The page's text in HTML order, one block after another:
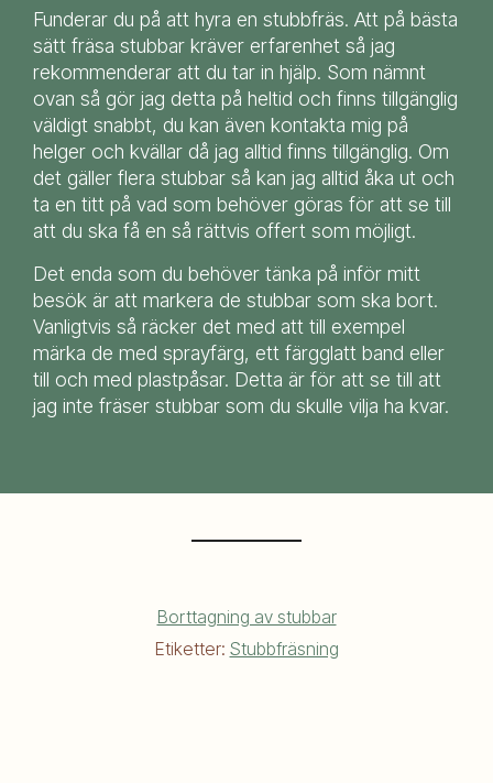
Funderar du på att hyra en stubbfräs. Att på bästa
sätt fräsa stubbar kräver erfarenhet så jag
rekommenderar att du tar in hjälp. Som nämnt
ovan så gör jag detta på heltid och finns tillgänglig
väldigt snabbt, du kan även kontakta mig på
helger och kvällar då jag alltid finns tillgänglig. Om
det gäller flera stubbar så kan jag alltid åka ut och
ta en titt på vad som behöver göras för att se till
att du ska få en så rättvis offert som möjligt.
Det enda som du behöver tänka på inför mitt
besök är att markera de stubbar som ska bort.
Vanligtvis så räcker det med att till exempel
märka de med sprayfärg, ett färgglatt band eller
till och med plastpåsar. Detta är för att se till att
jag inte fräser stubbar som du skulle vilja ha kvar.
Borttagning av stubbar
Etiketter: Stubbfräsning